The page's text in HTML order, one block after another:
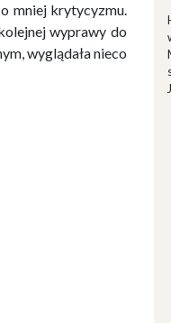
mniej krytycyzmu.
wyprawy do
wyglądała nieco